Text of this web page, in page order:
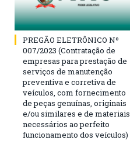
PREGÃO ELETRÔNICO Nº
007/2023 (Contratação de
empresas para prestação de
serviços de manutenção
preventiva e corretiva de
veículos, com fornecimento
de peças genuínas, originais
e/ou similares e de materiais
necessários ao perfeito
funcionamento dos veículos)